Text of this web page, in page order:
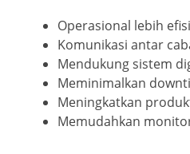
Operasional lebih
Komunikasi antar
Mendukung sistem
Meminimalkan
Meningkatkan
Memudahkan